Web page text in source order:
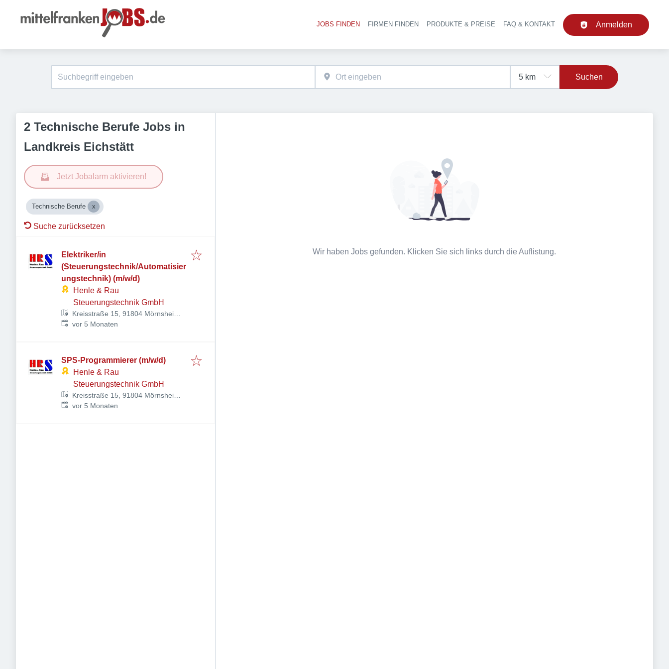
Haupt-Navigation
JOBS FINDEN FIRMEN FINDEN PRODUKTE & PREISE FAQ & KONTAKT Anmelden
Suchen
2 Technische Berufe Jobs in
Landkreis Eichstätt
Jetzt Jobalarm aktivieren!
Technische Berufe
Suche zurücksetzen
Elektriker/in
(Steuerungstechnik/Automatisier
ungstechnik) (m/w/d)
Henle & Rau
Steuerungstechnik GmbH
Kreisstraße 15, 91804 Mörnsheim,
Deutschland
Veröffentlicht:
vor 5 Monaten
SPS-Programmierer (m/w/d)
Henle & Rau
Steuerungstechnik GmbH
Kreisstraße 15, 91804 Mörnsheim,
Deutschland
Veröffentlicht:
vor 5 Monaten
Wir haben Jobs gefunden. Klicken Sie sich links durch die Auflistung.